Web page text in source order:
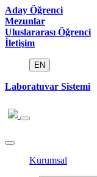
Aday Öğrenci
Mezunlar
Uluslararası Öğrenci
İletişim
EN
Laboratuvar Sistemi
Kurumsal